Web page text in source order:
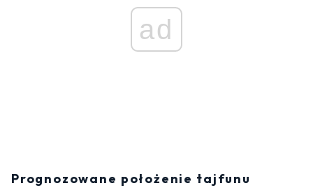
ad
Prognozowane położenie tajfunu